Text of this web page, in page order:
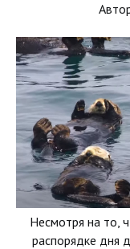
Несмотря на то,
распорядке дня